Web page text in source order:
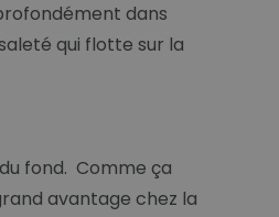
dans
qui flotte sur la
fond. Comme ça
avantage chez la